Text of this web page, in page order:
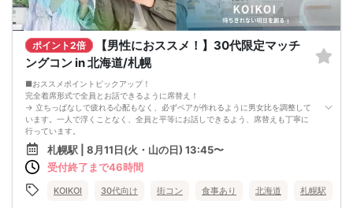
◆紅白えびせん
◆枝豆
◆生つくね塩ちゃんこ鍋
◆自家製鍋つくね、讃岐うどん
◆大根サラダ
◆フライドポテト
◆こだわりの塩ザンギ
◆〆の雑炊
◆本日のデザート
飲み放題
生ビール、サワー、ソフトドリンクなど
ポイント2倍
【男性におススメ！】30代限定マッチ
ングコン in 北海道/札幌
■おススメポイントピックアップ！
完全着席形式で全員とお話できるように席替え！
→ 立ちっぱなしで疲れる心配もなく、必ずペアが作れるように男女比を調整して
います。一人で浮くことなく、全員と平等にお話しできるよう、席替えも丁寧に
行っています。
会話を盛り上げるプロフィールシート！
→ 趣味や好みからスムーズに会話がスタート！「何を話そう…」と悩むことな
く、共通の話題で盛り上がれます。
→ 恥ずかしがらずに気になる相手とつながれる！結果は本人だけにわかるように
札幌駅 | 8月11日(火・山の日) 13:45〜
受付終了まで46時間
KOIKOI 30代向け 街コン 食事あり 北海道 札幌駅